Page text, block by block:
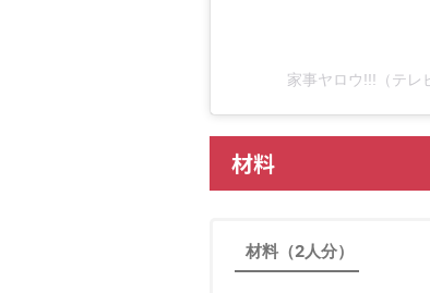
家事ヤロウ!!!（テレ
材料
材料（2人分）